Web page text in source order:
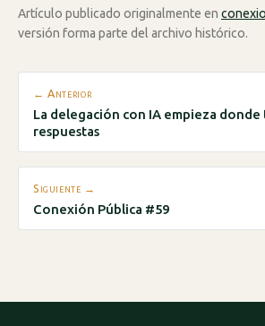
Artículo publicado originalmente en
versión forma parte del archivo histórico.
← Anterior
La delegación con IA empieza donde
respuestas
Siguiente →
Conexión Pública #59